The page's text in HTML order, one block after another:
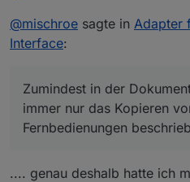
@mischroe sagte in Adapter
Interface:
Zumindest in der
immer nur das Kopieren
Fernbedienungen
.... genau deshalb hatte ich